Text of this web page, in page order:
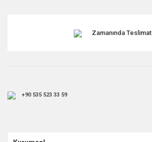
Zamanında Teslimat
+90 535 523 33 59